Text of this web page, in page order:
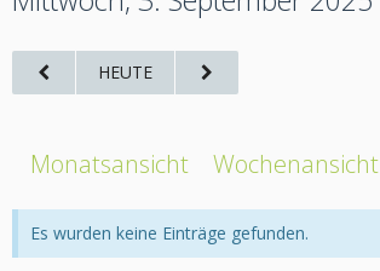
HEUTE
Monatsansicht Wochenansicht
Es wurden keine Einträge gefunden.